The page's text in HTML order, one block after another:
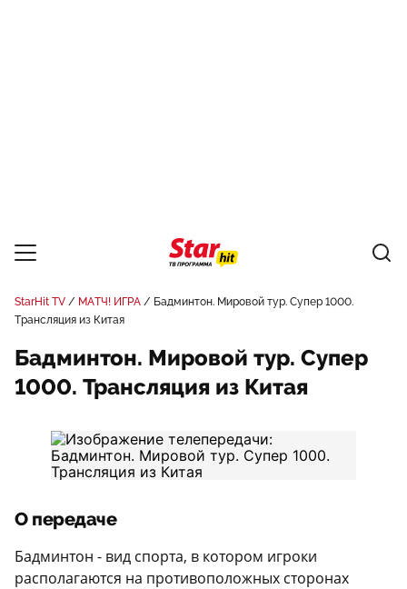
StarHit TV МАТЧ! ИГРА
Бадминтон. Мировой тур. Супер 1000.
Трансляция из Китая
Бадминтон. Мировой тур. Супер
1000. Трансляция из Китая
О передаче
Бадминтон - вид спорта, в котором игроки
располагаются на противоположных сторонах